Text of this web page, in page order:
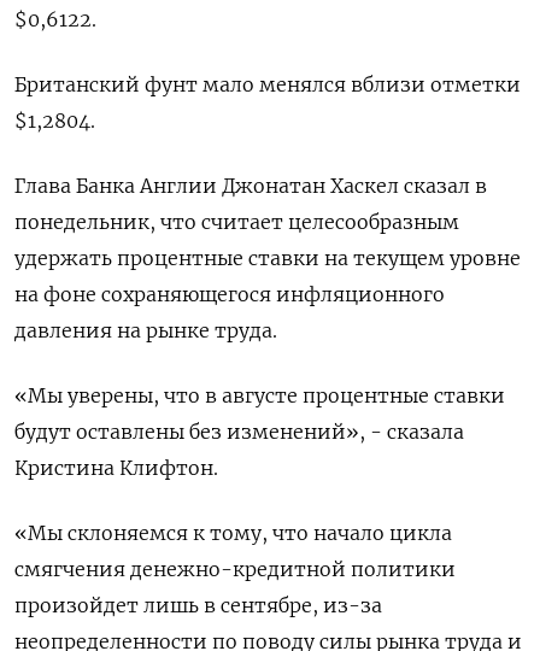
$0,6122.
Британский фунт мало менялся вблизи отметки
$1,2804.
Глава Банка Англии Джонатан Хаскел сказал в
понедельник, что считает целесообразным
удержать процентные ставки на текущем уровне
на фоне сохраняющегося инфляционного
давления на рынке труда.
«Мы уверены, что в августе процентные ставки
будут оставлены без изменений», - сказала
Кристина Клифтон.
«Мы склоняемся к тому, что начало цикла
смягчения денежно-кредитной политики
произойдет лишь в сентябре, из-за
неопределенности по поводу силы рынка труда и